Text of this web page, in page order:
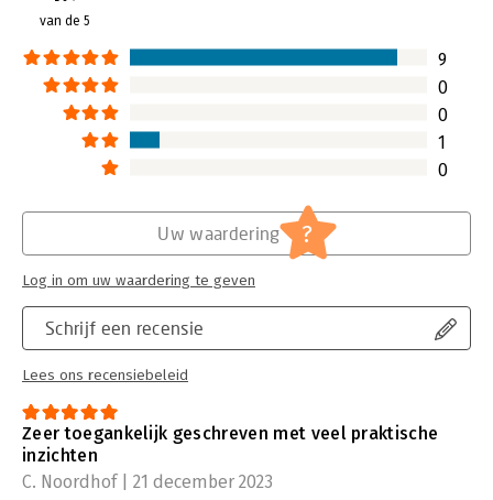
van de 5
9
0
0
1
0
Schrijf een recensie
Lees ons recensiebeleid
Uw waardering ?
Log in om uw waardering te geven
Zeer toegankelijk geschreven met veel praktische
inzichten
C. Noordhof | 21 december 2023